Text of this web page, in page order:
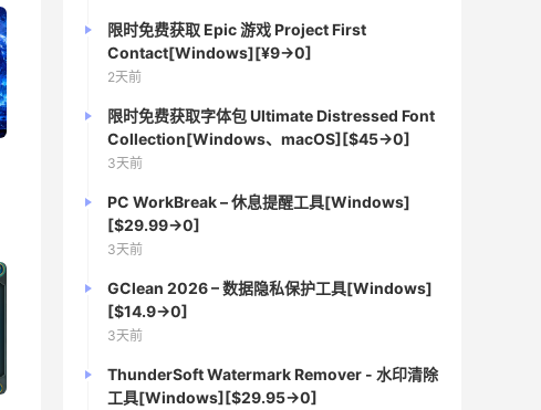
限时免费获取 Epic 游戏 Project First
Contact[Windows][¥9→0]
2天前
限时免费获取字体包 Ultimate Distressed Font
Collection[Windows、macOS][$45→0]
3天前
PC WorkBreak – 休息提醒工具[Windows]
[$29.99→0]
3天前
GClean 2026 – 数据隐私保护工具[Windows]
[$14.9→0]
3天前
ThunderSoft Watermark Remover - 水印清除
工具[Windows][$29.95→0]